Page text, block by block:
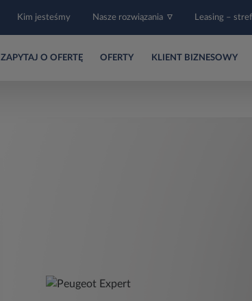
Kim jesteśmy Nasze rozwiązania Leasing –
ZAPYTAJ O OFERTĘ OFERTY KLIENT BIZNESOWY